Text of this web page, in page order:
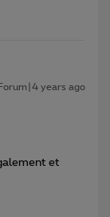
years ago
et